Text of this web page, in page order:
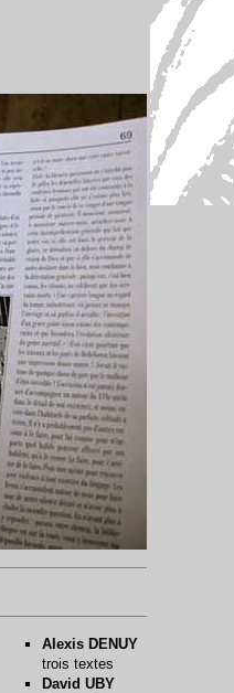
Alexis DENUY
trois textes
David UBY